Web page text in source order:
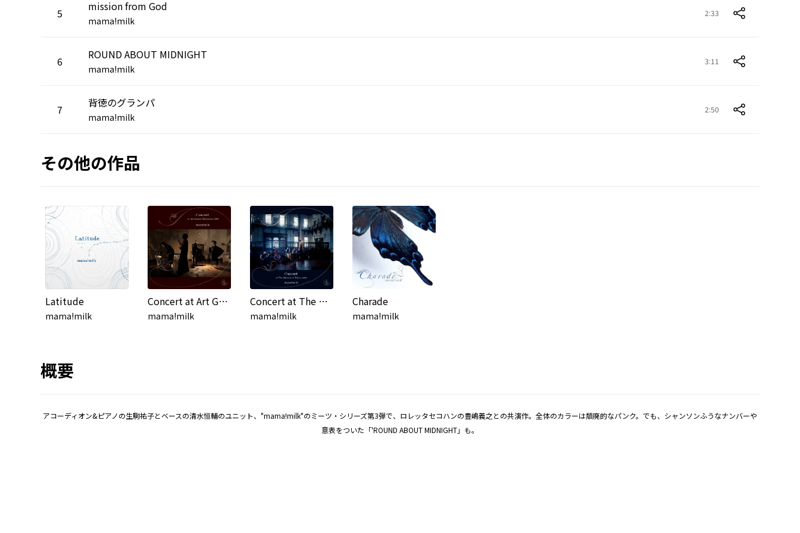
5 mission from God
mama!milk
2:33
6 ROUND ABOUT MIDNIGHT
mama!milk
3:11
7 背徳のグランパ
mama!milk
2:50
その他の作品
Latitude
mama!milk
Concert at Art Gummi Kanazawa, 2022 (2022)
mama!milk
Concert at The Museum of Kyoto, 2021 (2021)
mama!milk
Charade
mama!milk
概要
アコーディオン&ピアノの生駒祐子とベースの清水恒輔のユニット、"mama!milk"のミーツ・シリーズ第3弾で、ロレッタセコハンの豊嶋義之との共演作。全体のカラーは頽廃的なパンク。でも、シャンソンふうなナンバーや
意表をついた「'ROUND ABOUT MIDNIGHT」も。